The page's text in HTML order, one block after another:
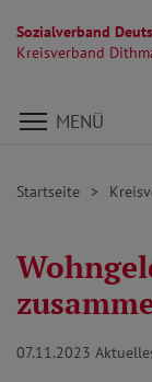
Sozialverband
Kreisverband
Direkt zu den
MENÜ
Startseite
07.11.2023